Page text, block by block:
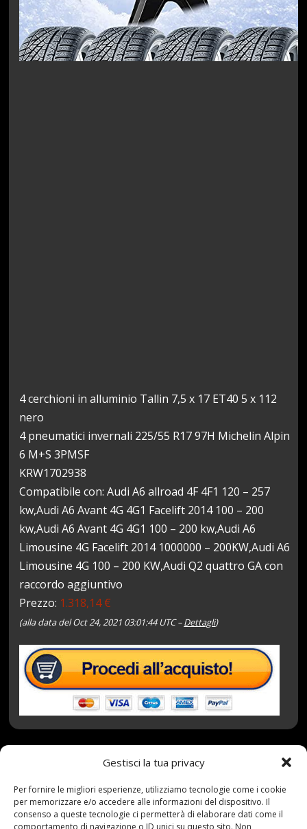
Gestisci la tua privacy
Per fornire le migliori esperienze, utilizziamo tecnologie come i cookie
per memorizzare e/o accedere alle informazioni del dispositivo. Il
consenso a queste tecnologie ci permetterà di elaborare dati come il
comportamento di navigazione o ID unici su questo sito. Non
4 cerchioni in alluminio Tallin 7,5 x 17 ET40 5 x 112
nero
4 pneumatici invernali 225/55 R17 97H Michelin Alpin
6 M+S 3PMSF
KRW1702938
Compatibile con: Audi A6 allroad 4F 4F1 120 – 257
kw,Audi A6 Avant 4G 4G1 Facelift 2014 100 – 200
kw,Audi A6 Avant 4G 4G1 100 – 200 kw,Audi A6
Limousine 4G Facelift 2014 1000000 – 200KW,Audi A6
Limousine 4G 100 – 200 KW,Audi Q2 quattro GA con
raccordo aggiuntivo
Prezzo: 1.318,14 €
(alla data del Oct 24, 2021 03:01:44 UTC –Dettagli)
24 Ottobre 2021 redazione
97H,ALPIN,Complete,con,Invernali,MICHELIN ,Nero
R17,ruote,Tallin Categories: Shop